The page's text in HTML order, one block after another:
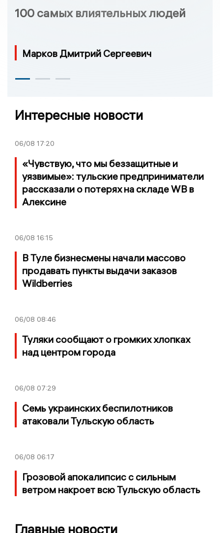
100 самых влиятельных людей
Марков Дмитрий Сергеевич
Интересные новости
06/08 17:20
«Чувствую, что мы беззащитные и
уязвимые»: тульские предприниматели
рассказали о потерях на складе WB в
Алексине
06/08 16:15
В Туле бизнесмены начали массово
продавать пункты выдачи заказов
Wildberries
06/08 08:46
Туляки сообщают о громких хлопках
над центром города
06/08 07:29
Семь украинских беспилотников
атаковали Тульскую область
06/08 06:17
Грозовой апокалипсис с сильным
ветром накроет всю Тульскую область
Главные новости